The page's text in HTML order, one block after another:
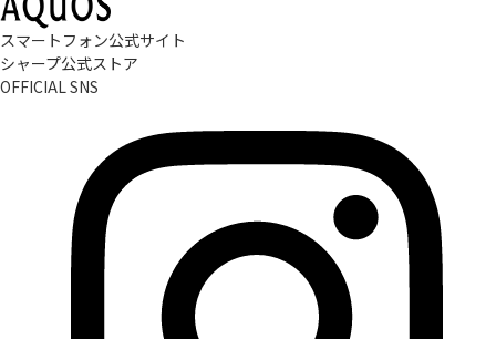
スマートフォン公式サイト
シャープ公式ストア
OFFICIAL SNS